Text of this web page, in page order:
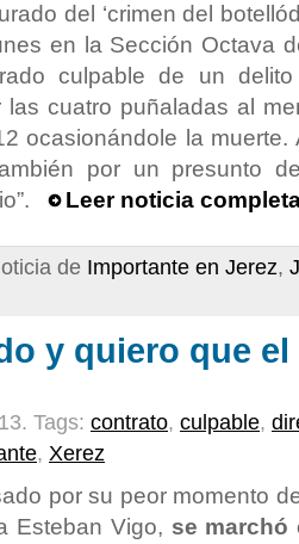
del ‘crimen del
en la Sección Octava
culpable de un
las cuatro puñaladas al
ocasionándole la muerte.
por un presunto
Leer noticia
de Importante en Jerez,
y quiero que
Tags: contrato, culpable,
, Xerez
por su peor momento
Esteban Vigo, se marchó